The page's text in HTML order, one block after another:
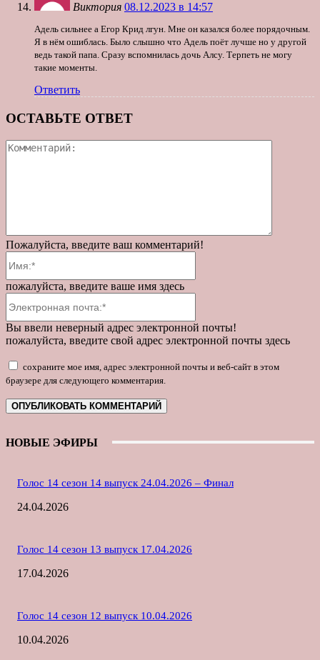
Виктория 08.12.2023 в 14:57
Адель сильнее а Егор Крид лгун. Мне он казался более порядочным.
Я в нём ошиблась. Было слышно что Адель поёт лучше но у другой
ведь такой папа. Сразу вспомнилась дочь Алсу. Терпеть не могу
такие моменты.
Ответить
ОСТАВЬТЕ ОТВЕТ
Пожалуйста, введите ваш комментарий!
пожалуйста, введите ваше имя здесь
Вы ввели неверный адрес электронной почты!
пожалуйста, введите свой адрес электронной почты здесь
сохраните мое имя, адрес электронной почты и веб-сайт в этом
браузере для следующего комментария.
НОВЫЕ ЭФИРЫ
Голос 14 сезон 14 выпуск 24.04.2026 – Финал
24.04.2026
Голос 14 сезон 13 выпуск 17.04.2026
17.04.2026
Голос 14 сезон 12 выпуск 10.04.2026
10.04.2026